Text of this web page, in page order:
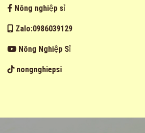
Nông nghiệp sỉ
Zalo:0986039129
Nông Nghiệp Sỉ
nongnghiepsi